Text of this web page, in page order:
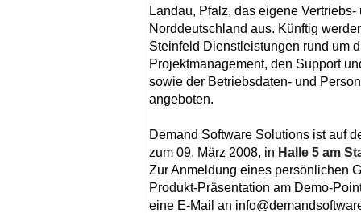
Landau, Pfalz, das eigene
Norddeutschland aus. Künftig
Steinfeld Dienstleistungen rund um
Projektmanagement, den Support
sowie der Betriebsdaten- und
angeboten.
Demand Software Solutions ist auf
zum 09. März 2008, in Halle 5 am
Zur Anmeldung eines persönlichen
Produkt-Präsentation am Demo-
eine E-Mail an